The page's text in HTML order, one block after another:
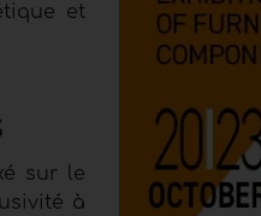
et
sur le
à